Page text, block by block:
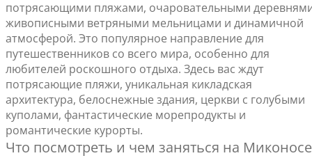
потрясающими пляжами, очаровательными
живописными ветряными мельницами и динамичной
атмосферой. Это популярное направление для
путешественников со всего мира, особенно для
любителей роскошного отдыха. Здесь вас ждут
потрясающие пляжи, уникальная кикладская
архитектура, белоснежные здания, церкви с голубыми
куполами, фантастические морепродукты и
романтические курорты.
Что посмотреть и чем заняться на Миконосе